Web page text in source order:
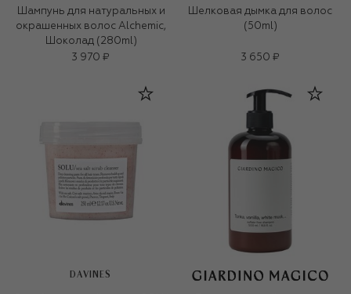
Шампунь для натуральных и
окрашенных волос Alchemic,
Шоколад (280ml)
3 970 ₽
Шелковая дымка для волос
(50ml)
3 650 ₽
DAVINES